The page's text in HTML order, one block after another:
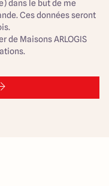
dans le but de me
Ces données seront
de Maisons ARLOGIS